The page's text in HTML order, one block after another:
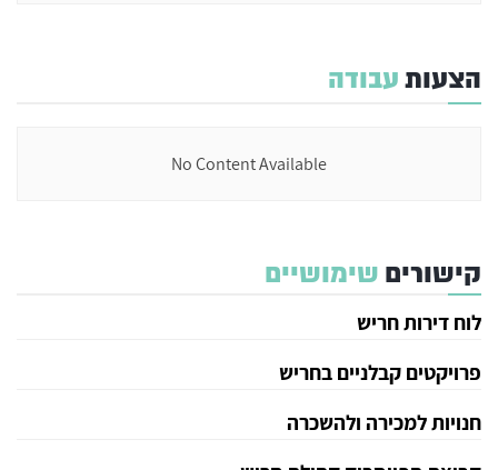
הצעותעבודה
No Content Available
קישורים שימושיים
לוח דירות חריש
פרויקטים קבלניים בחריש
חנויות למכירה ולהשכרה